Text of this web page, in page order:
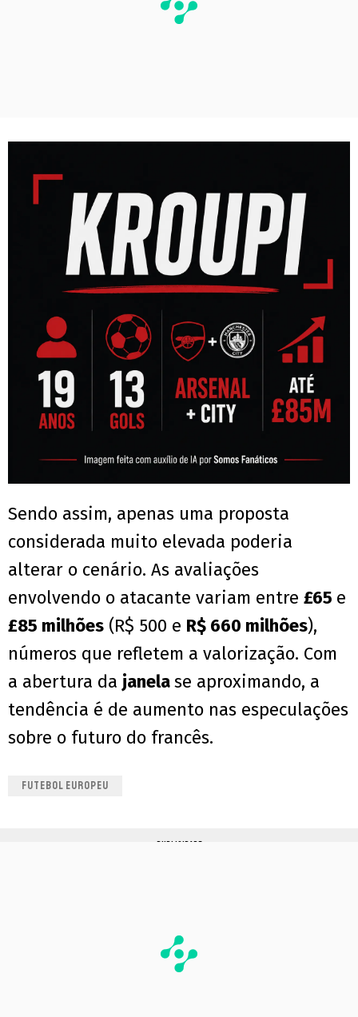
Sendo assim, apenas uma proposta
considerada muito elevada poderia
alterar o cenário. As avaliações
envolvendo o atacante variam entre £65 e
£85 milhões (R$ 500 e R$ 660 milhões),
números que refletem a valorização. Com
a abertura da janelase aproximando, a
tendência é de aumento nas especulações
sobre o futuro do francês.
FUTEBOL EUROPEU
PUBLICIDADE